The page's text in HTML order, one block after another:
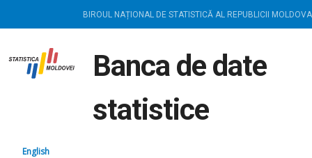
BIROUL NAȚIONAL DE STATISTICĂ AL REPUBLICII MOLDOVA
Banca de date
statistice
English